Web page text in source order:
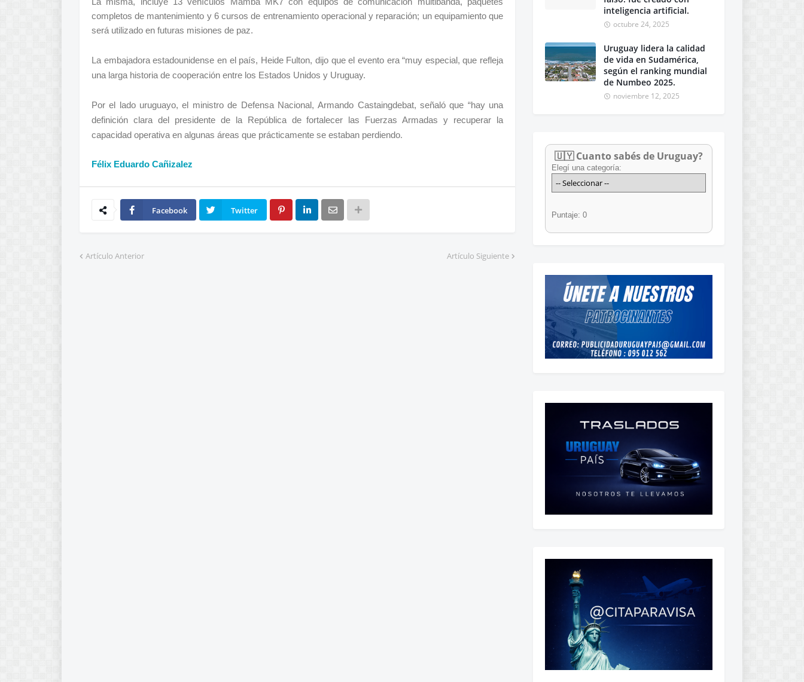
completos de mantenimiento y 6 cursos de entrenamiento operacional y reparación; un equipamiento que
será utilizado en futuras misiones de paz.
La embajadora estadounidense en el país, Heide Fulton, dijo que el evento era “muy especial, que refleja
una larga historia de cooperación entre los Estados Unidos y Uruguay.
Por el lado uruguayo, el ministro de Defensa Nacional,Armando Castaingdebat, señaló que “hay una
definición clara del presidente de la República de fortalecer las Fuerzas Armadas y recuperar la
capacidad operativa en algunas áreas que prácticamente se estaban perdiendo.
Félix Eduardo Cañizalez
Facebook Twitter
Artículo Anterior Artículo Siguiente
inteligencia artificial.
octubre 24, 2025
Uruguay lidera la calidad
de vida en Sudamérica,
según el ranking mundial
de Numbeo 2025.
noviembre 12, 2025
🇺🇾 Cuanto sabés de Uruguay?
Elegí una categoría:
Puntaje: 0